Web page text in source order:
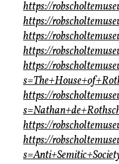
https://
https://
https://
https://
https://
https://
https://
https://